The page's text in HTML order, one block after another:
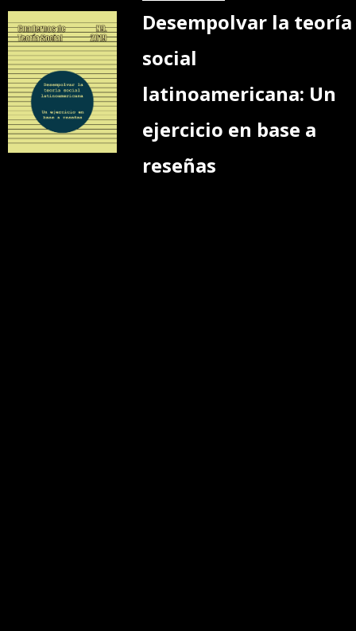
Desempolvar la teoría
social
latinoamericana: Un
ejercicio en base a
reseñas